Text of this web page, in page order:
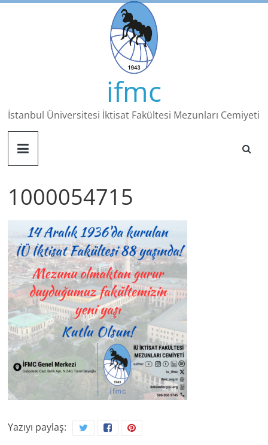
Skip
ifmc
İstanbul Üniversitesi İktisat Fakültesi Mezunları Cemiyeti
1000054715
Yazıyı paylaş: